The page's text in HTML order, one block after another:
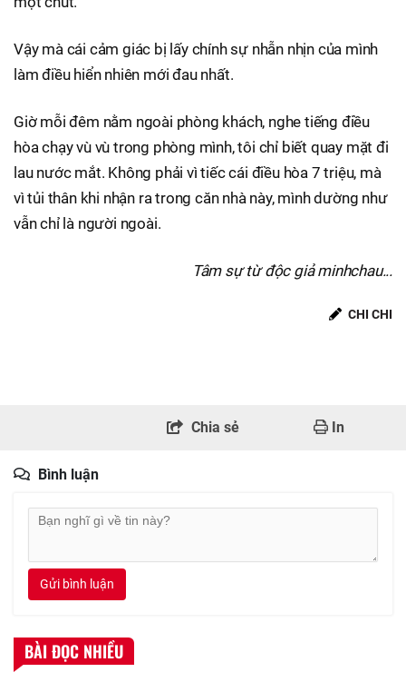
Vậy mà cái cảm giác bị lấy chính sự nhẫn nhịn của mình
làm điều hiển nhiên mới đau nhất.
Giờ mỗi đêm nằm ngoài phòng khách, nghe tiếng điều
hòa chạy vù vù trong phòng mình, tôi chỉ biết quay mặt đi
lau nước mắt. Không phải vì tiếc cái điều hòa 7 triệu, mà
vì tủi thân khi nhận ra trong căn nhà này, mình dường như
vẫn chỉ là người ngoài.
Tâm sự từ độc giả minhchau...
CHI CHI
Chia sẻ In
Bình luận
Gửi bình luận
BÀI ĐỌC NHIỀU